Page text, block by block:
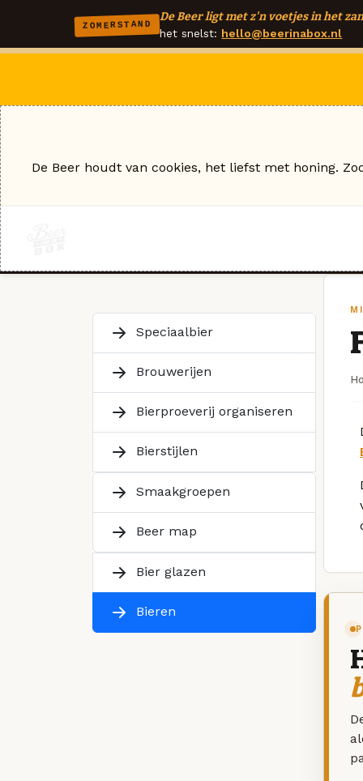
ZOMERSTAND
De Beer ligt met z'n voetjes in het
het snelst: hello@beerinabox.nl
Speciaalbier
Brouwerijen
Bierproeverij organiseren
Bierstijlen
Smaakgroepen
Beer map
Bier glazen
Bieren
De Beer houdt van cookies, het liefst met honing.